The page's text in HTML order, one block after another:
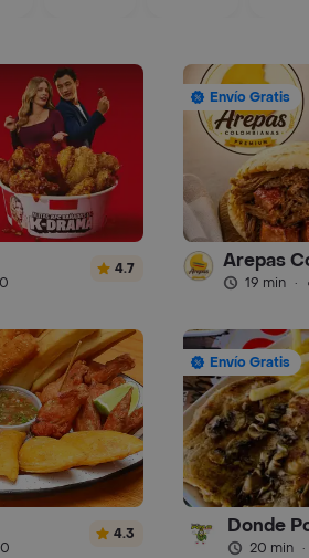
4.7
Envío Gratis
19 min ·
4.3
Envío Gratis
Donde
20 min ·